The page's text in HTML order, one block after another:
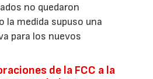
no quedaron
la medida supuso una
para los nuevos
de la FCC a la